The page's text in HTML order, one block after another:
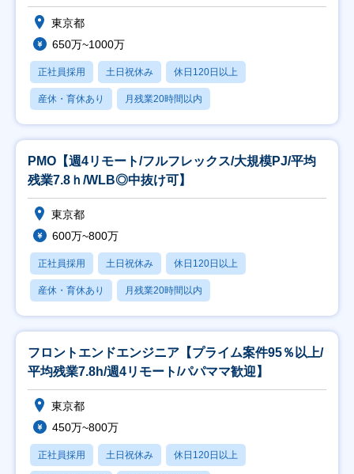
東京都
650万~1000万
正社員採用 土日祝休み 休日120日以上
産休・育休あり 月残業20時間以内
PMO【週4リモート/フルフレックス/大規模PJ/平均
残業7.8ｈ/WLB◎中抜け可】
東京都
600万~800万
正社員採用 土日祝休み 休日120日以上
産休・育休あり 月残業20時間以内
フロントエンドエンジニア【プライム案件95％以上/
平均残業7.8h/週4リモート/パパママ歓迎】
東京都
450万~800万
正社員採用 土日祝休み 休日120日以上